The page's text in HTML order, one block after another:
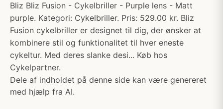
Bliz Bliz Fusion - Cykelbriller - Purple lens - Matt
purple. Kategori: Cykelbriller. Pris: 529.00 kr. Bliz
Fusion cykelbriller er designet til dig, der ønsker at
kombinere stil og funktionalitet til hver eneste
cykeltur. Med deres slanke desi... Køb hos
Cykelpartner.
Dele af indholdet på denne side kan være genereret
med hjælp fra AI.